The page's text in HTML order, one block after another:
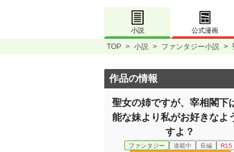
小説 公式漫画
TOP > 小説 > ファンタジー小説 >
作品の情報
聖女の姉ですが、宰相閣下
能な妹より私がお好きなよ
すよ？
ファンタジー 連載中 長編 R15